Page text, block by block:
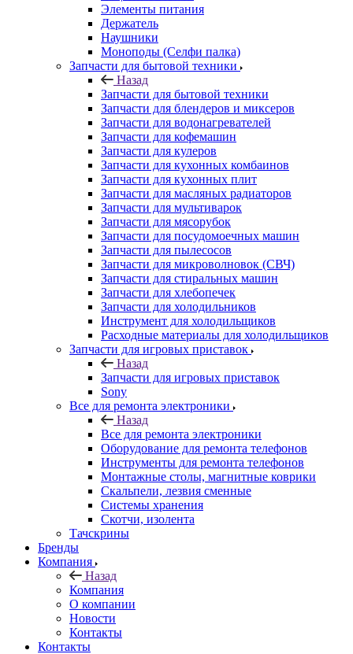
Элементы питания
Держатель
Наушники
Моноподы (Селфи палка)
Запчасти для бытовой техники
Назад
Запчасти для бытовой техники
Запчасти для блендеров и миксеров
Запчасти для водонагревателей
Запчасти для кофемашин
Запчасти для кулеров
Запчасти для кухонных комбаинов
Запчасти для кухонных плит
Запчасти для масляных радиаторов
Запчасти для мультиварок
Запчасти для мясорубок
Запчасти для посудомоечных машин
Запчасти для пылесосов
Запчасти для микроволновок (СВЧ)
Запчасти для стиральных машин
Запчасти для хлебопечек
Запчасти для холодильников
Инструмент для холодильщиков
Расходные материалы для холодильщиков
Запчасти для игровых приставок
Назад
Запчасти для игровых приставок
Sony
Все для ремонта электроники
Назад
Все для ремонта электроники
Оборудование для ремонта телефонов
Инструменты для ремонта телефонов
Монтажные столы, магнитные коврики
Скальпели, лезвия сменные
Системы хранения
Скотчи, изолента
Тачскрины
Бренды
Компания
Назад
Компания
О компании
Новости
Контакты
Контакты